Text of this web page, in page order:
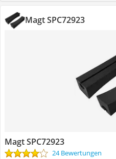
Magt SPC72923
Magt SPC72923
24 Bewertungen